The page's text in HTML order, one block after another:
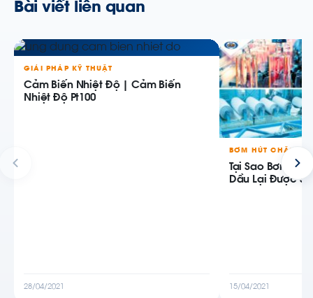
Bài viết liên quan
GIẢI PHÁP KỸ THUẬT
Cảm Biến Nhiệt Độ | Cảm Biến
Nhiệt Độ Pt100
28/04/2021
BƠM HÚT CHÂN
Tại Sao Bơm
Dầu Lại Được
15/04/2021